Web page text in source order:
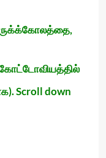
Scroll down